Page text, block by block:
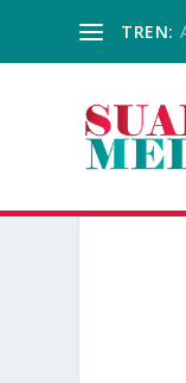
TREN: